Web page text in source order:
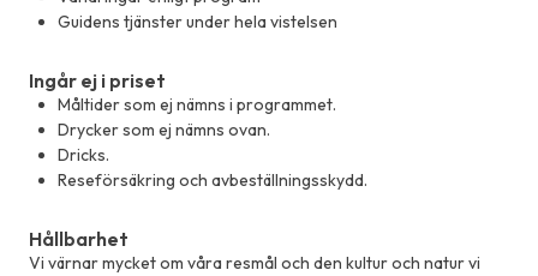
Guidens tjänster under hela vistelsen
Ingår ej i priset
Måltider som ej nämns i programmet.
Drycker som ej nämns ovan.
Dricks.
Reseförsäkring och avbeställningsskydd.
Hållbarhet
Vi värnar mycket om våra resmål och den kultur och natur vi